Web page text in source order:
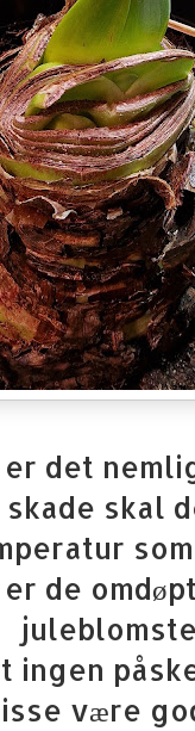
det
skal
de
ingen
være